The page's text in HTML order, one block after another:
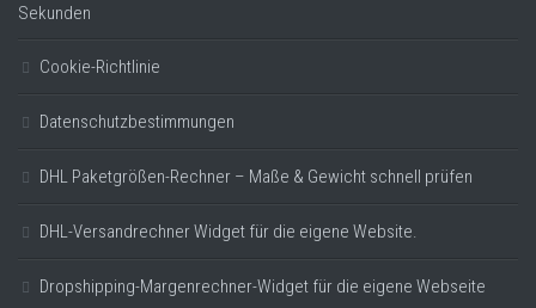
Sekunden
Cookie-Richtlinie
Datenschutzbestimmungen
DHL Paketgrößen-Rechner – Maße & Gewicht schnell prüfen
DHL-Versandrechner Widget für die eigene Website.
Dropshipping-Margenrechner-Widget für die eigene Webseite